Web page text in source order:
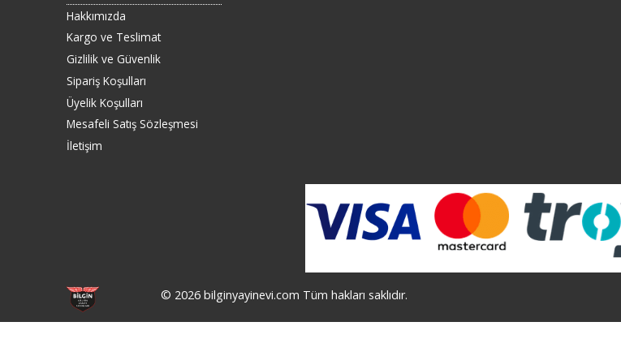
Hakkımızda
Kargo ve Teslimat
Gizlilik ve Güvenlik
Sipariş Koşulları
Üyelik Koşulları
Mesafeli Satış Sözleşmesi
İletişim
© 2026 bilginyayinevi.com Tüm hakları saklıdır.